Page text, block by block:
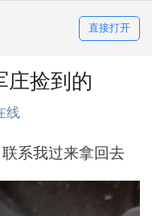
直接打开
庄捡到的
线
系我过来拿回去